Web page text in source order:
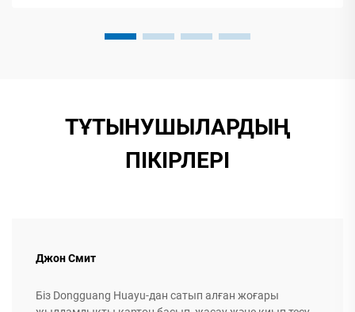
ТҰТЫНУШЫЛАРДЫҢ
ПІКІРЛЕРІ
Джон Смит
Біз Dongguang Huayu-дан сатып алған жоғары